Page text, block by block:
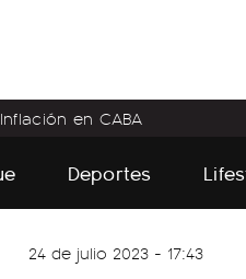
Inflación en CABA
Deportes
24 de julio 2023 - 17:43